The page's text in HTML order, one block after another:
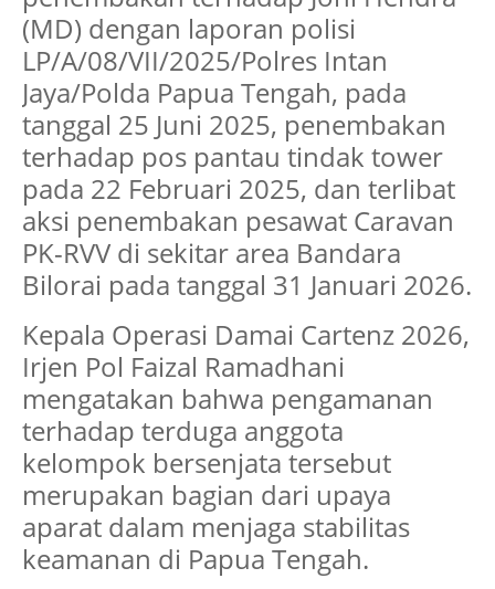
(MD) dengan laporan polisi
LP/A/08/VII/2025/Polres Intan
Jaya/Polda Papua Tengah, pada
tanggal 25 Juni 2025, penembakan
terhadap pos pantau tindak tower
pada 22 Februari 2025, dan terlibat
aksi penembakan pesawat Caravan
PK-RVV di sekitar area Bandara
Bilorai pada tanggal 31 Januari 2026.
Kepala Operasi Damai Cartenz 2026,
Irjen Pol Faizal Ramadhani
mengatakan bahwa pengamanan
terhadap terduga anggota
kelompok bersenjata tersebut
merupakan bagian dari upaya
aparat dalam menjaga stabilitas
keamanan di Papua Tengah.